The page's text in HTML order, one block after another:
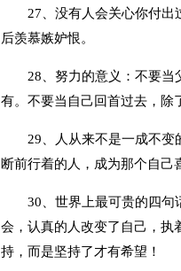
27、没有人会关心你付出过
后羡慕嫉妒恨。
28、努力的意义：不要当父
有。不要当自己回首过去，除
29、人从来不是一成不变的
断前行着的人，成为那个自己
30、世界上最可贵的四句话
会，认真的人改变了自己，执
持，而是坚持了才有希望！